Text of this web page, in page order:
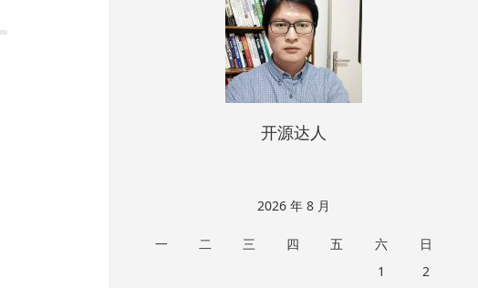
开源达人
2026 年 8 月
一 二 三 四 五 六
日
1
2